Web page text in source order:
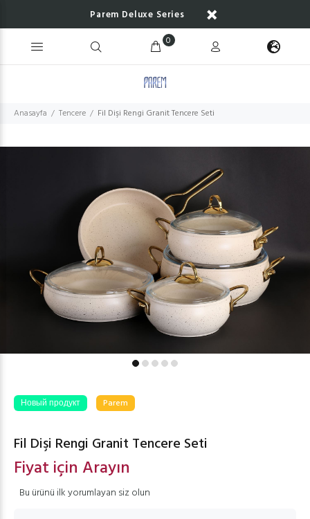
Parem Deluxe Series
0
Anasayfa Tencere Fil Dişi Rengi Granit Tencere Seti
Новый продукт Parem
Fil Dişi Rengi Granit Tencere Seti
Fiyat için Arayın
Bu ürünü ilk yorumlayan siz olun